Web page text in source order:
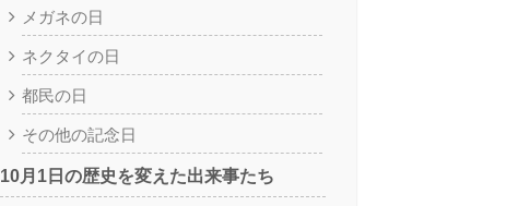
メガネの日
ネクタイの日
都民の日
その他の記念日
10月1日の歴史を変えた出来事たち